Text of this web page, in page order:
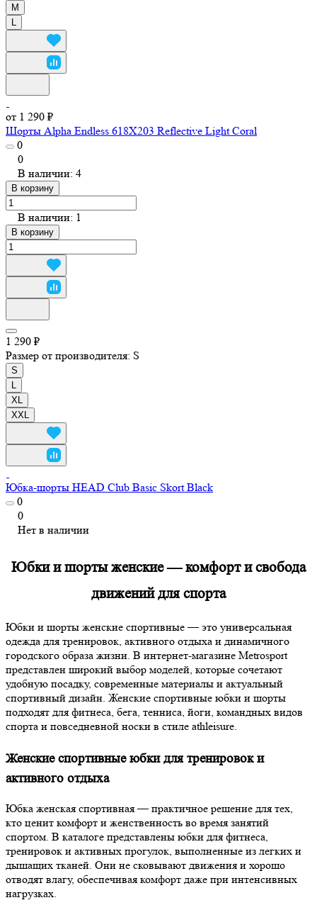
M
от 1 290 ₽
Шорты Alpha Endless 618X203 Reflective Light Coral
0
0
В наличии: 4
В корзину
В наличии: 1
В корзину
1 290 ₽
Размер от производителя: S
S
XL
XXL
Юбка-шорты HEAD Club Basic Skort Black
0
0
Нет в наличии
Юбки и шорты женские — комфорт и свобода
движений для спорта
Юбки и шорты женские спортивные — это универсальная
одежда для тренировок, активного отдыха и динамичного
городского образа жизни. В интернет-магазине Metrosport
представлен широкий выбор моделей, которые сочетают
удобную посадку, современные материалы и актуальный
спортивный дизайн. Женские спортивные юбки и шорты
подходят для фитнеса, бега, тенниса, йоги, командных видов
спорта и повседневной носки в стиле athleisure.
Женские спортивные юбки для тренировок и
активного отдыха
Юбка женская спортивная — практичное решение для тех,
кто ценит комфорт и женственность во время занятий
спортом. В каталоге представлены юбки для фитнеса,
тренировок и активных прогулок, выполненные из легких и
дышащих тканей. Они не сковывают движения и хорошо
отводят влагу, обеспечивая комфорт даже при интенсивных
нагрузках.